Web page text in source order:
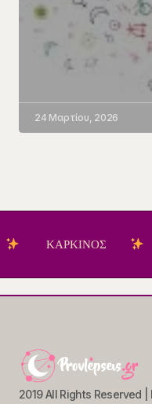
24 Μαρτίου, 2026
ΚΑΡΚΙΝΟΣ
2019 All Rights Reserved